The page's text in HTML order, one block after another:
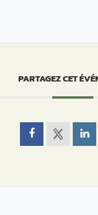
PARTAGEZ CET